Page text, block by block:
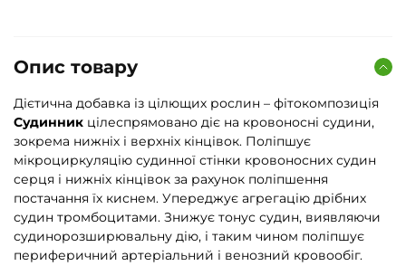
Опис товару
Дієтична добавка із цілющих рослин – фітокомпозиція
Судинник цілеспрямовано діє на кровоносні судини,
зокрема нижніх і верхніх кінцівок. Поліпшує
мікроциркуляцію судинної стінки кровоносних судин
серця і нижніх кінцівок за рахунок поліпшення
постачання їх киснем. Упереджує агрегацію дрібних
судин тромбоцитами. Знижує тонус судин, виявляючи
судинорозширювальну дію, і таким чином поліпшує
периферичний артеріальний і венозний кровообіг.